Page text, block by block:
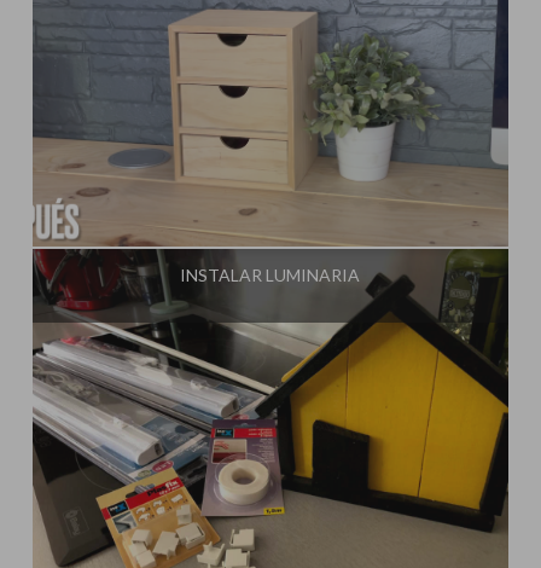
Influencer:
INSTALAR LUMINARIA